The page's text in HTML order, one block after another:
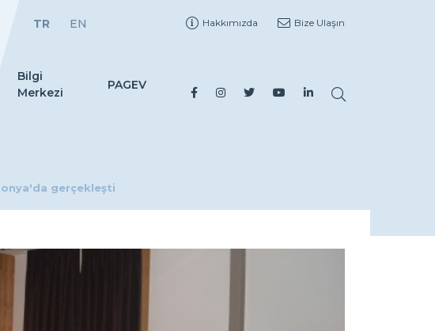
TR EN Hakkımızda Bize Ulaşın
Bilgi
Merkezi
PAGEV
gerçekleşti